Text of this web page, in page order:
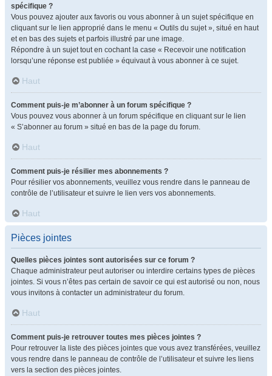
spécifique ?
Vous pouvez ajouter aux favoris ou vous abonner à un sujet spécifique en
cliquant sur le lien approprié dans le menu « Outils du sujet », situé en haut
et en bas des sujets et parfois illustré par une image.
Répondre à un sujet tout en cochant la case « Recevoir une notification
lorsqu’une réponse est publiée » équivaut à vous abonner à ce sujet.
Haut
Comment puis-je m’abonner à un forum spécifique ?
Vous pouvez vous abonner à un forum spécifique en cliquant sur le lien
« S’abonner au forum » situé en bas de la page du forum.
Haut
Comment puis-je résilier mes abonnements ?
Pour résilier vos abonnements, veuillez vous rendre dans le panneau de
contrôle de l’utilisateur et suivre le lien vers vos abonnements.
Haut
Pièces jointes
Quelles pièces jointes sont autorisées sur ce forum ?
Chaque administrateur peut autoriser ou interdire certains types de pièces
jointes. Si vous n’êtes pas certain de savoir ce qui est autorisé ou non, nous
vous invitons à contacter un administrateur du forum.
Haut
Comment puis-je retrouver toutes mes pièces jointes ?
Pour retrouver la liste des pièces jointes que vous avez transférées, veuillez
vous rendre dans le panneau de contrôle de l’utilisateur et suivre les liens
vers la section des pièces jointes.